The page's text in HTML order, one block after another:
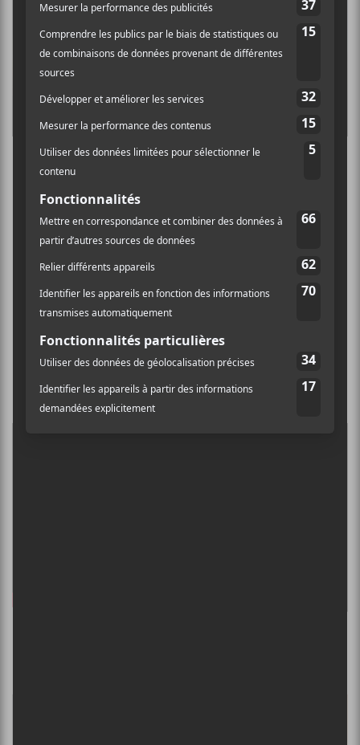
Pendant le confinement,James Blake
a fait
de nombreuses reprises à la suite de
nombreuses demandes des fans. Il a décidé
d’en regrouper 6 dans le même EP pour
célébrer la fin de l’année 2020. On y retrouve
Billie
Eilish,Godspeedde
chanson écrite par Ewan MacColl et
popularisée par Roberta Flack,
Time Ever That I Saw Your Face
vous à des reprises intimes au piano!